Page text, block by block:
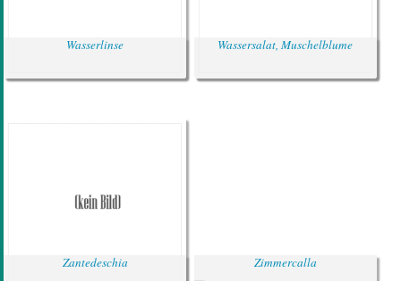
Wasserlinse Wassersalat, Muschelblume
Zantedeschia Zimmercalla